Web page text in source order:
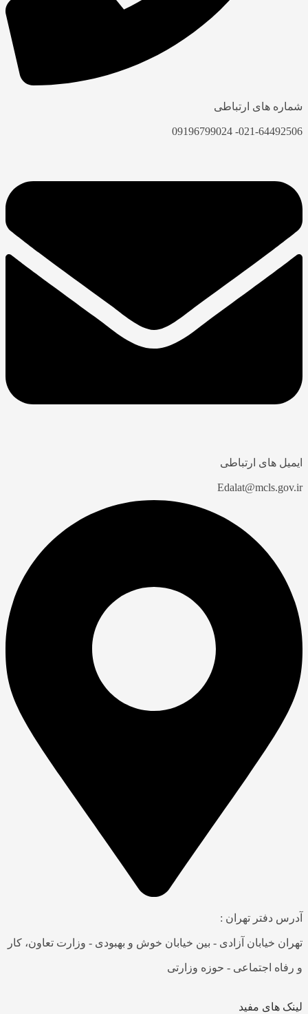
شماره های ارتباطی
021-64492506- 09196799024
ایمیل های ارتباطی
Edalat@mcls.gov.ir
آدرس دفتر تهران :
تهران خیابان آزادی - بین خیابان خوش و بهبودی - وزارت تعاون، کار
و رفاه اجتماعی - حوزه وزارتی
لینک های مفید